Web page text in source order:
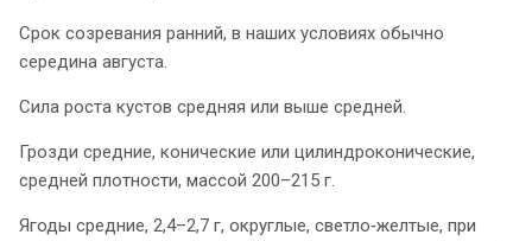
Срок созревания ранний, в наших условиях обычно
середина августа.
Сила роста кустов средняя или выше средней.
Грозди средние, конические или цилиндроконические,
средней плотности, массой 200–215 г.
Ягоды средние, 2,4–2,7 г, округлые, светло‑желтые, при